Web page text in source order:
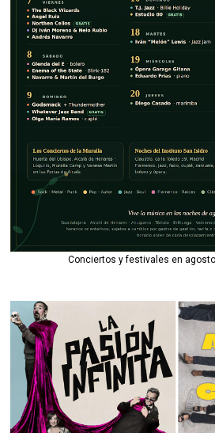
Conciertos y festivales en